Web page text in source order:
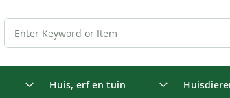
Huis, erf en tuin